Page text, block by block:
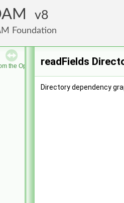
8
Foundation
the OpenFOAM Foundation
readFields
Directory dependency